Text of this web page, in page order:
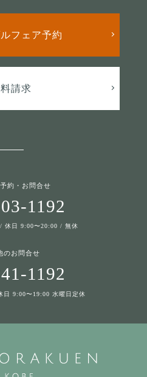
フェア予約
請求
約・お問合せ
1192
休日 9:00〜20:00 / 無休
のお問合せ
1192
日 9:00〜19:00 水曜日定休